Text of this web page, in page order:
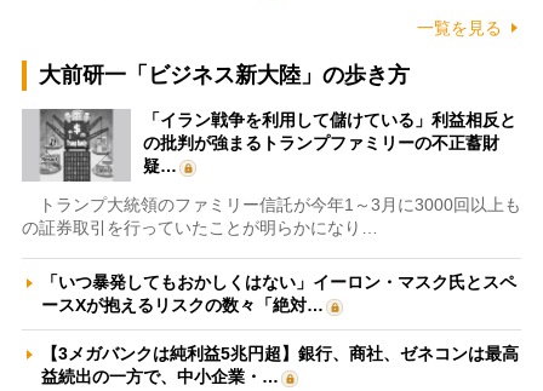
一覧を見る
大前研一「ビジネス新大陸」の歩き方
「イラン戦争を利用して儲けている」利益相反と
の批判が強まるトランプファミリーの不正蓄財
疑…
トランプ大統領のファミリー信託が今年1～3月に3000回以上も
の証券取引を行っていたことが明らかになり…
「いつ暴発してもおかしくはない」イーロン・マスク氏とスペ
ースXが抱えるリスクの数々「絶対…
【3メガバンクは純利益5兆円超】銀行、商社、ゼネコンは最高
益続出の一方で、中小企業・…